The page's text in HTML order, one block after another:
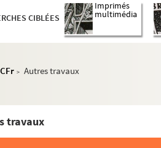
CIBLÉES
Imprimés
multimédia
> Autres travaux
travaux